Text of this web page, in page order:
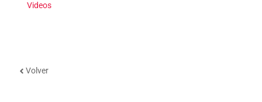
Videos
Volver